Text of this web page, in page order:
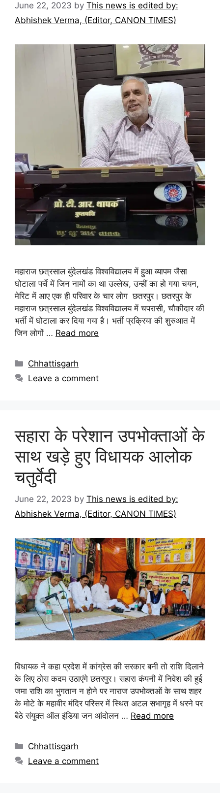
June 22, 2023 by This news is edited by:
Abhishek Verma, (Editor, CANON TIMES)
महाराज छत्रसाल बुंदेलखंड विश्वविद्यालय में हुआ व्यापम जैसा
घोटाला पर्चे में जिन नामों का था उल्लेख, उन्हीं का हो गया चयन,
मेरिट में आए एक ही परिवार के चार लोग छतरपुर। छतरपुर के
महाराज छत्रसाल बुंदेलखंड विश्वविद्यालय में चपरासी, चौकीदार की
भर्ती में घोटाला कर दिया गया है। भर्ती प्रक्रिया की शुरुआत में
जिन लोगों … Read more
Chhattisgarh
Leave a comment
सहारा के परेशान उपभोक्ताओं के
साथ खड़े हुए विधायक आलोक
चतुर्वेदी
June 22, 2023 by This news is edited by:
Abhishek Verma, (Editor, CANON TIMES)
विधायक ने कहा प्रदेश में कांग्रेस की सरकार बनी तो राशि दिलाने
के लिए ठोस कदम उठाएंगे छतरपुर। सहारा कंपनी में निवेश की हुई
जमा राशि का भुगतान न होने पर नाराज उपभोक्तओं के साथ शहर
के मोटे के महावीर मंदिर परिसर में स्थित अटल सभागृह में धरने पर
बैठे संयुक्त ऑल इंडिया जन आंदोलन … Read more
Chhattisgarh
Leave a comment